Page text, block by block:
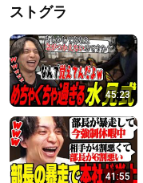
ストグラ
45:23
41:55